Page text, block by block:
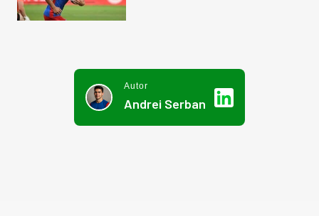
Autor
Andrei Serban